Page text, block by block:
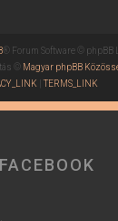
® Forum Software © phpBB
©
Magyar phpBB
| TERMS_LINK
FACEBOOK